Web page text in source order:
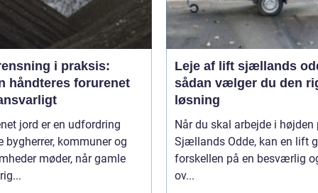
i praksis:
håndteres forurenet
jord er en udfordring
bygherrer, kommuner og
møder, når gamle
Leje af lift sjællands
sådan vælger du den
løsning
Når du skal arbejde i højden
Sjællands Odde, kan en lift
forskellen på en besværlig
ov...